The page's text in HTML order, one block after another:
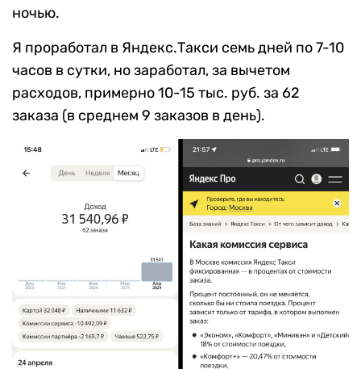
ночью.
Я проработал в Яндекс.Такси семь дней по 7-10
часов в сутки, но заработал, за вычетом
расходов, примерно 10-15 тыс. руб. за 62
заказа (в среднем 9 заказов в день).